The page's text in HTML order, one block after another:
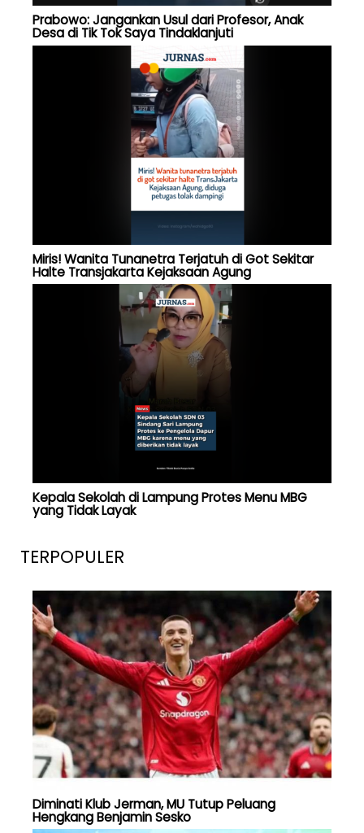
Prabowo: Jangankan Usul dari Profesor, Anak
Desa di Tik Tok Saya Tindaklanjuti
Miris! Wanita Tunanetra Terjatuh di Got Sekitar
Halte Transjakarta Kejaksaan Agung
Kepala Sekolah di Lampung Protes Menu MBG
yang Tidak Layak
TERPOPULER
Diminati Klub Jerman, MU Tutup Peluang
Hengkang Benjamin Sesko